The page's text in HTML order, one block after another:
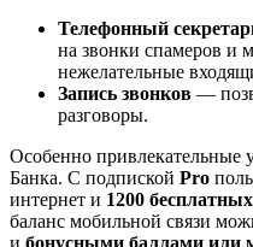
Телефонный
на звонки спамеров и
нежелательные
Запись звонков —
разговоры.
Особенно привлекательные
Банка. С подпиской Pro
интернет и 1200
баланс мобильной связи